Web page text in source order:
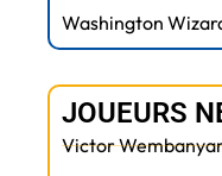
Washington
JOUEURS
Victor